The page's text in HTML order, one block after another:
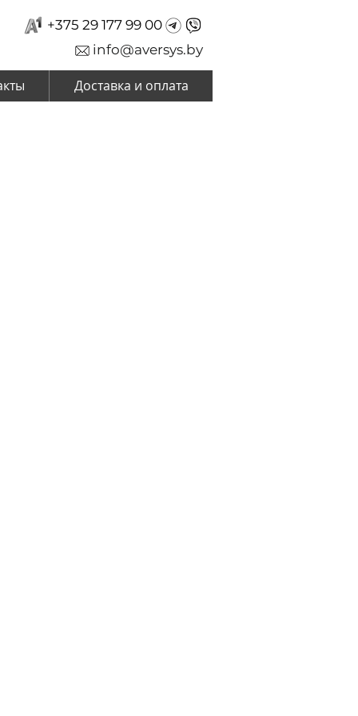
+375 29 177 99 00
info@aversys.by
Доставка и оплата